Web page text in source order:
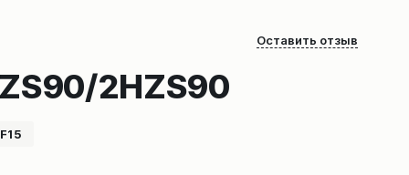
Оставить отзыв
2HZS90